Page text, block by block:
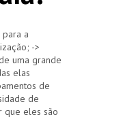
a
->
uma grande
elas
de
de
que eles são